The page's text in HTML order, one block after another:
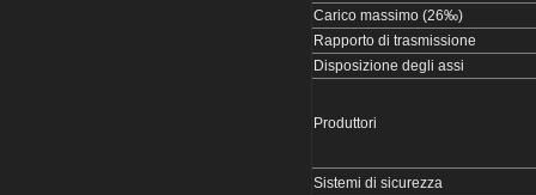
Carico massimo (26‰)
Rapporto di trasmissione
Disposizione degli assi
Produttori
Sistemi di sicurezza